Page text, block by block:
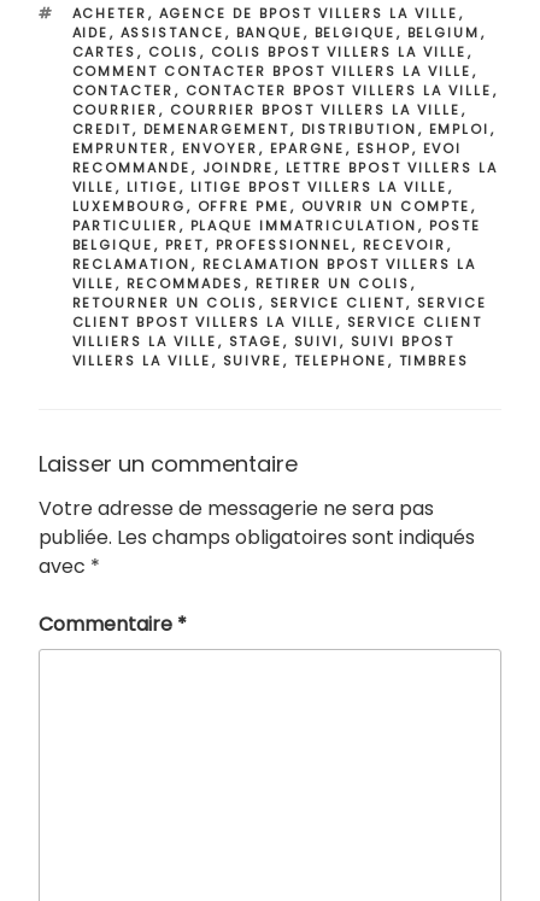
ÉTIQUETTES
ACHETER, AGENCE DE BPOST VILLERS LA VILLE,
AIDE, ASSISTANCE, BANQUE, BELGIQUE, BELGIUM,
CARTES, COLIS, COLIS BPOST VILLERS LA VILLE,
COMMENT CONTACTER BPOST VILLERS LA VILLE,
CONTACTER, CONTACTER BPOST VILLERS LA VILLE,
COURRIER, COURRIER BPOST VILLERS LA VILLE,
CREDIT, DEMENARGEMENT, DISTRIBUTION, EMPLOI,
EMPRUNTER, ENVOYER, EPARGNE, ESHOP, EVOI
RECOMMANDE, JOINDRE, LETTRE BPOST VILLERS LA
VILLE, LITIGE, LITIGE BPOST VILLERS LA VILLE,
LUXEMBOURG, OFFRE PME, OUVRIR UN COMPTE,
PARTICULIER, PLAQUE IMMATRICULATION, POSTE
BELGIQUE, PRET, PROFESSIONNEL, RECEVOIR,
RECLAMATION, RECLAMATION BPOST VILLERS LA
VILLE, RECOMMADES, RETIRER UN COLIS,
RETOURNER UN COLIS, SERVICE CLIENT, SERVICE
CLIENT BPOST VILLERS LA VILLE, SERVICE CLIENT
VILLIERS LA VILLE, STAGE, SUIVI, SUIVI BPOST
VILLERS LA VILLE, SUIVRE, TELEPHONE, TIMBRES
Laisser un commentaire
Votre adresse de messagerie ne sera pas
publiée. Les champs obligatoires sont indiqués
avec *
Commentaire *